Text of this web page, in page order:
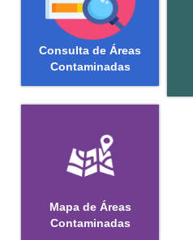
Consulta de Áreas
Contaminadas
Mapa de Áreas
Contaminadas